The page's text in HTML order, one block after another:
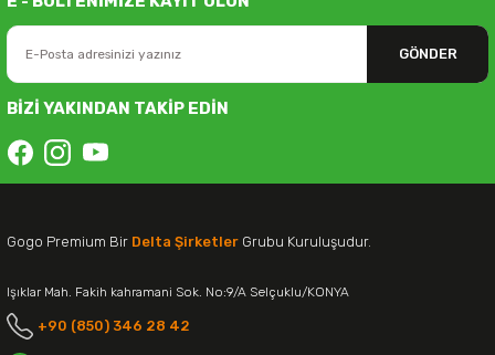
GÖNDER
BİZİ YAKINDAN TAKİP EDİN
Gogo Premium Bir Delta Şirketler Grubu Kuruluşudur.
Işıklar Mah. Fakih kahramani Sok. No:9/A Selçuklu/KONYA
+90 (850) 346 28 42